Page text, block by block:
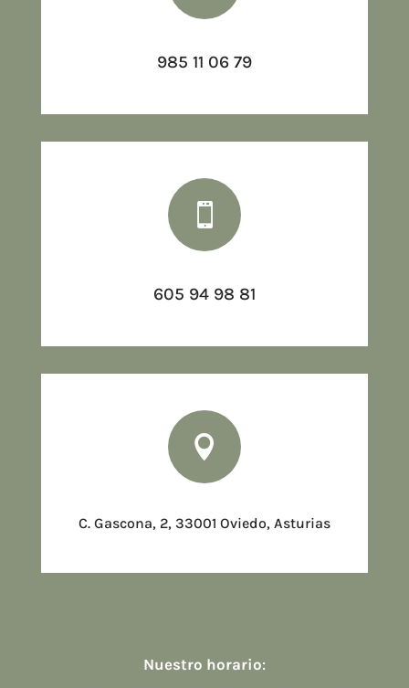
985 11 06 79

605 94 98 81

C. Gascona, 2, 33001 Oviedo, Asturias
Nuestro horario: